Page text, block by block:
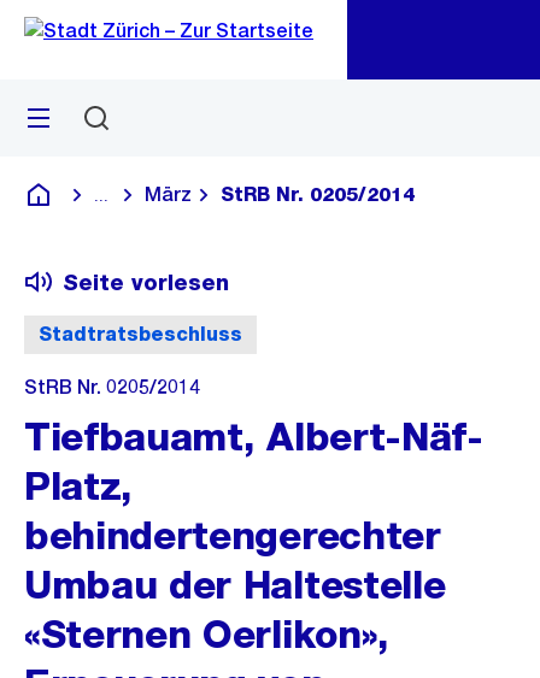
Navigation
Sprunglink
Menü
Deutsch
Blende alle Breadcrumbs ein
März StRB Nr. 0205/2014
Stadtratsbeschluss
Seite vorlesen
StRB Nr. 0205/2014
Tiefbauamt, Albert-Näf-
Platz,
behindertengerechter
Umbau der Haltestelle
«Sternen Oerlikon»,